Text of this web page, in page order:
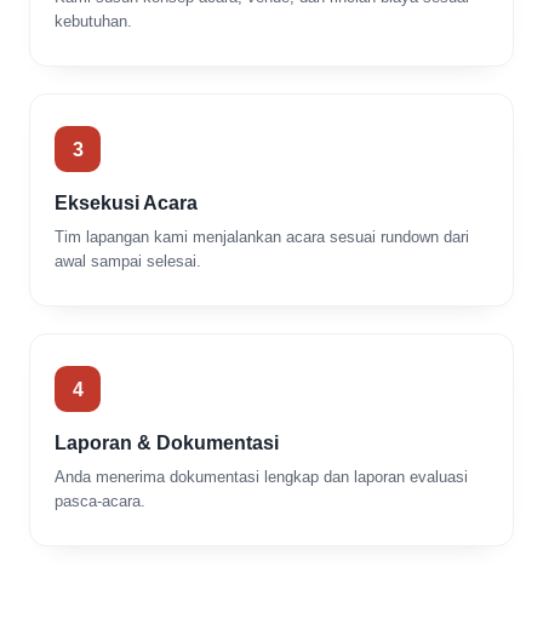
kebutuhan.
3
Eksekusi Acara
Tim lapangan kami menjalankan acara sesuai rundown dari
awal sampai selesai.
4
Laporan & Dokumentasi
Anda menerima dokumentasi lengkap dan laporan evaluasi
pasca-acara.